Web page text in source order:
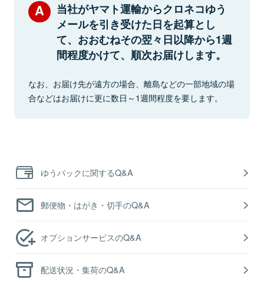
当社がヤマト運輸からクロネコゆう
メールを引き受けた日を起算とし
て、おおむねその翌々日以降から1週
間程度かけて、順次お届けします。
なお、お届け先が遠方の場合、離島などの一部地域の場
合などはお届けに更に数日～1週間程度を要します。
ゆうパックに関するQ&A
郵便物・はがき・切手のQ&A
オプションサービスのQ&A
配送状況・集荷のQ&A